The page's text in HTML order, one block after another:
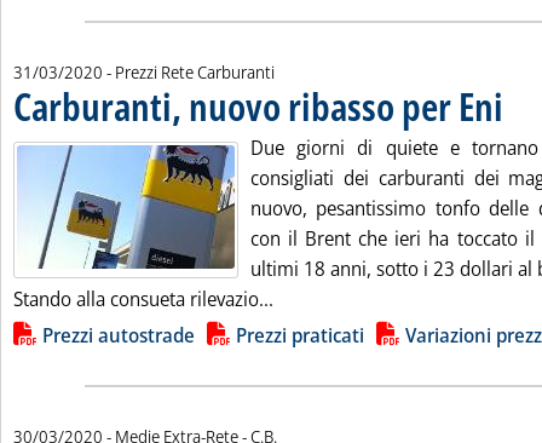
31/03/2020 - Prezzi Rete Carburanti
Carburanti, nuovo ribasso per Eni
Due giorni di quiete e
consigliati dei carburanti dei
nuovo, pesantissimo tonfo delle
con il Brent che ieri ha toccato il
ultimi 18 anni, sotto i 23 dollari al
Stando alla consueta rilevazio...
Lista allegati PDF alla notizia
Prezzi autostrade Prezzi praticati Variazioni
30/03/2020 - Medie Extra-Rete -di:
C.B.